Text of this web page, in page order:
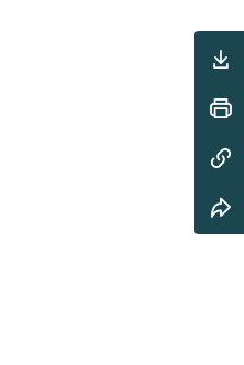
Outils